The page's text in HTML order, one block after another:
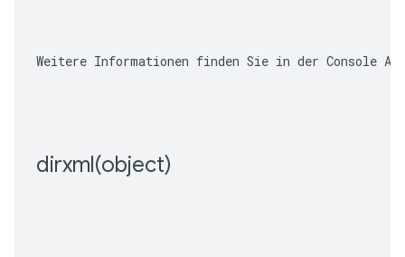
Weitere Informationen finden Sie in der Console
dirxml(object)